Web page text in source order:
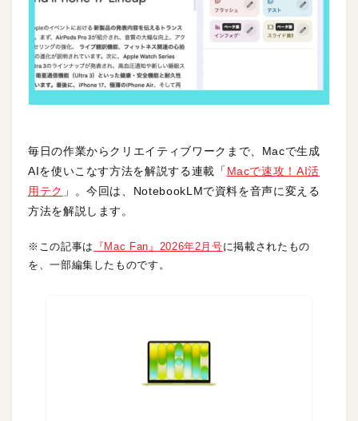
毎日の作業からクリエイティブワークまで、Macで生成
AIを使いこなす方法を解説する連載「 Macで速攻！AI活
用テク 」。今回は、NotebookLMで資料を音声に変える
方法を解説します。
※この記事は 『Mac Fan』2026年2月号に掲載されたもの
を、一部編集したものです。